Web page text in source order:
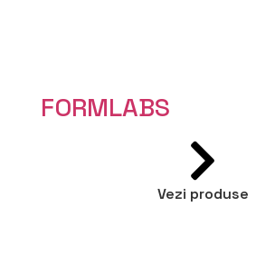
FORMLABS
Vezi produse